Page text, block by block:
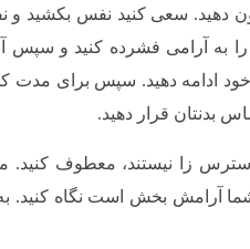
دهید. سعی کنید نفس بکشید و
به آرامی فشرده کنید و سپس
ادامه دهید. سپس برای مدت
بدنتان قرار دهید.
زا نیستند، معطوف کنید.
آرامش بخش است نگاه کنید. به